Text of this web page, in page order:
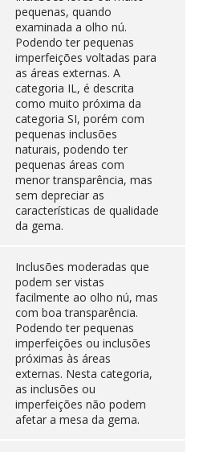
pequenas, quando
examinada a olho nú.
Podendo ter pequenas
imperfeições voltadas para
as áreas externas. A
categoria IL, é descrita
como muito próxima da
categoria SI, porém com
pequenas inclusões
naturais, podendo ter
pequenas áreas com
menor transparência, mas
sem depreciar as
características de qualidade
da gema.
Inclusões moderadas que
podem ser vistas
facilmente ao olho nú, mas
com boa transparência.
Podendo ter pequenas
imperfeições ou inclusões
próximas às áreas
externas. Nesta categoria,
as inclusões ou
imperfeições não podem
afetar a mesa da gema.